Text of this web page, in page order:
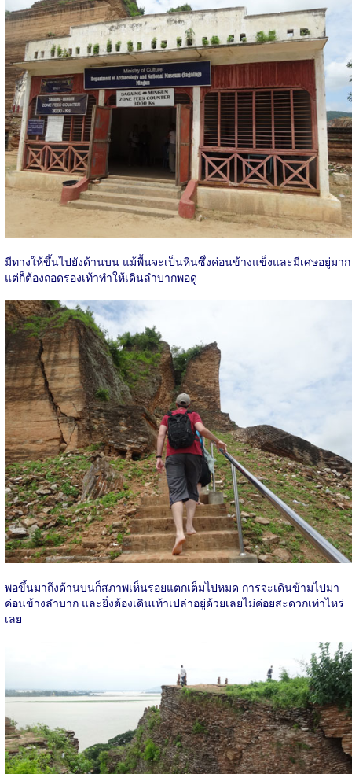
มีทางให้ขึ้นไปยังด้านบน แม้พื้นจะเป็นหินซึ่งค่อนข้างแข็งและมีเศษอยู่มาก
แต่ก็ต้องถอดรองเท้าทำให้เดินลำบากพอดู
พอขึ้นมาถึงด้านบนก็สภาพเห็นรอยแตกเต็มไปหมด การจะเดินข้ามไปมา
ค่อนข้างลำบาก และยิ่งต้องเดินเท้าเปล่าอยู่ด้วยเลยไม่ค่อยสะดวกเท่าไหร่
เลย